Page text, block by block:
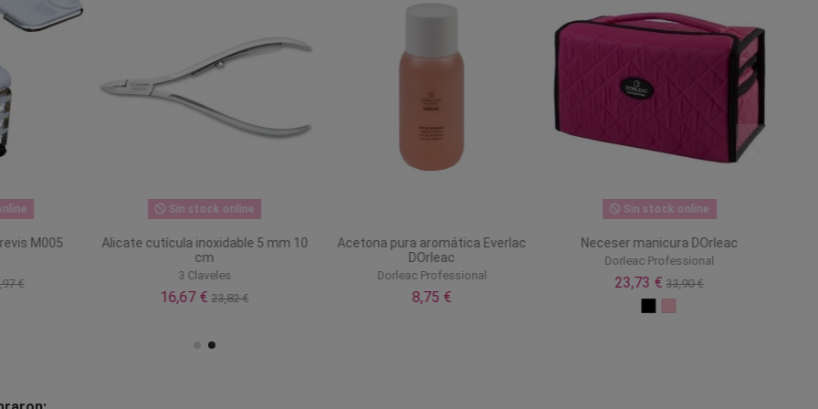
M005
€
Sin stock online
Alicate cutícula inoxidable 5 mm 10
cm
3 Claveles
16,67 €23,82 €
Acetona pura aromática Everlac
DOrleac
Dorleac Professional
8,75 €
Sin stock online
Neceser manicura DOrleac
Dorleac Professional
23,73 € 33,90 €